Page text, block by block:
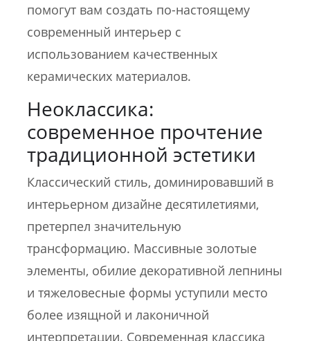
помогут вам создать по-настоящему
современный интерьер с
использованием качественных
керамических материалов.
Неоклассика:
современное прочтение
традиционной эстетики
Классический стиль, доминировавший в
интерьерном дизайне десятилетиями,
претерпел значительную
трансформацию. Массивные золотые
элементы, обилие декоративной лепнины
и тяжеловесные формы уступили место
более изящной и лаконичной
интерпретации. Современная классика